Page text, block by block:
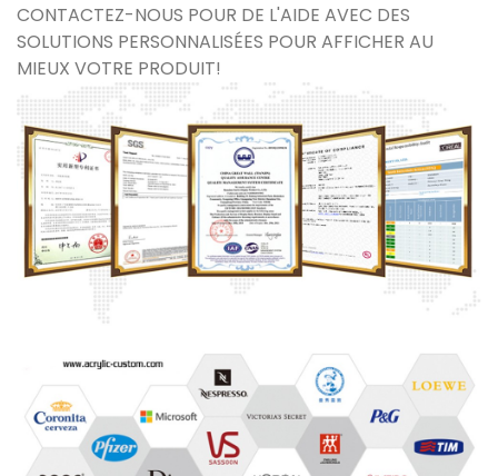
CONTACTEZ-NOUS POUR DE L'AIDE AVEC DES
SOLUTIONS PERSONNALISÉES POUR AFFICHER AU
MIEUX VOTRE PRODUIT!